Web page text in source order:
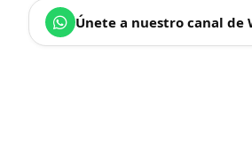
Únete a nuestro canal de